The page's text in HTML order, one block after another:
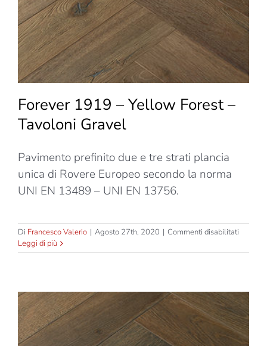
Blunt
Forever 1919 – Yellow Forest –
Tavoloni Gravel
Pavimento prefinito due e tre strati plancia
unica di Rovere Europeo secondo la norma
UNI EN 13489 – UNI EN 13756.
Di Francesco Valerio | Agosto 27th, 2020 | Commenti disabilitati
1919
Tavoloni
Leggi di più